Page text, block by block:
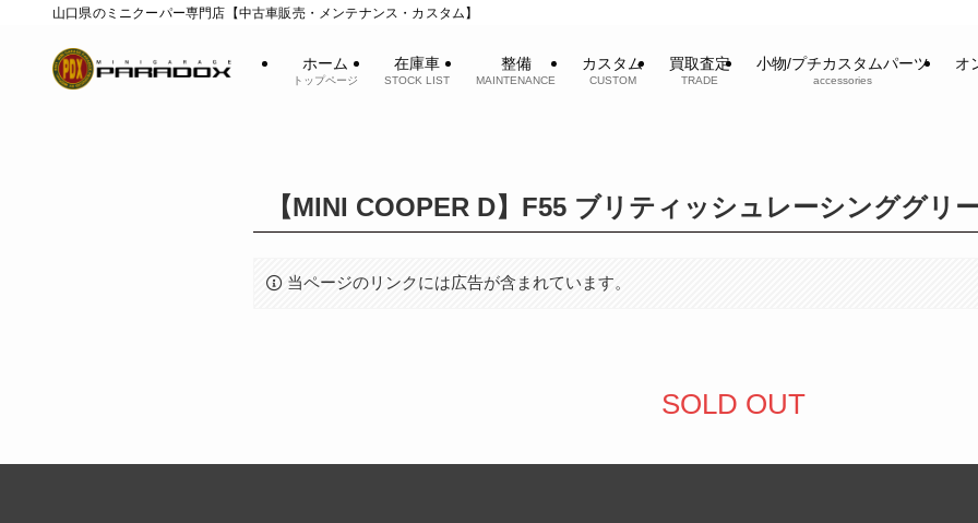
山口県のミニクーパー専門店【中古車販売・メンテナンス・カスタム】
ホーム
トップページ
在庫車
STOCK LIST
整備
MAINTENANCE
カスタム
CUSTOM
買取査定
TRADE
小物/プチカスタムパーツ
accessories
オ
【MINI COOPER D】F55 ブリティッシュレーシンググリ
当ページのリンクには広告が含まれています。
SOLD OUT